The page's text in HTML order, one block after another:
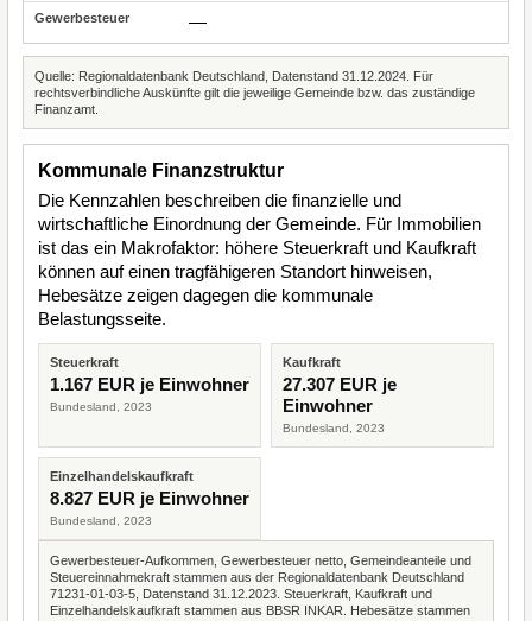
—
Quelle: Regionaldatenbank Deutschland, Datenstand 31.12.2024. Für
rechtsverbindliche Auskünfte gilt die jeweilige Gemeinde bzw. das zuständige
Finanzamt.
Kommunale Finanzstruktur
Die Kennzahlen beschreiben die finanzielle und
wirtschaftliche Einordnung der Gemeinde. Für Immobilien
ist das ein Makrofaktor: höhere Steuerkraft und Kaufkraft
können auf einen tragfähigeren Standort hinweisen,
Hebesätze zeigen dagegen die kommunale
Belastungsseite.
Steuerkraft
1.167 EUR je Einwohner
Bundesland, 2023
Kaufkraft
27.307 EUR je
Einwohner
Bundesland, 2023
Einzelhandelskaufkraft
8.827 EUR je Einwohner
Bundesland, 2023
Gewerbesteuer-Aufkommen, Gewerbesteuer netto, Gemeindeanteile und
Steuereinnahmekraft stammen aus der Regionaldatenbank Deutschland
71231-01-03-5, Datenstand 31.12.2023. Steuerkraft, Kaufkraft und
Einzelhandelskaufkraft stammen aus BBSR INKAR. Hebesätze stammen